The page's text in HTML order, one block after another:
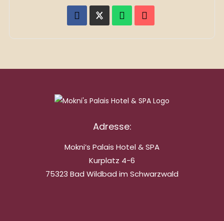
Adresse:
Mokni’s Palais Hotel & SPA
Kurplatz 4-6
75323 Bad Wildbad im Schwarzwald